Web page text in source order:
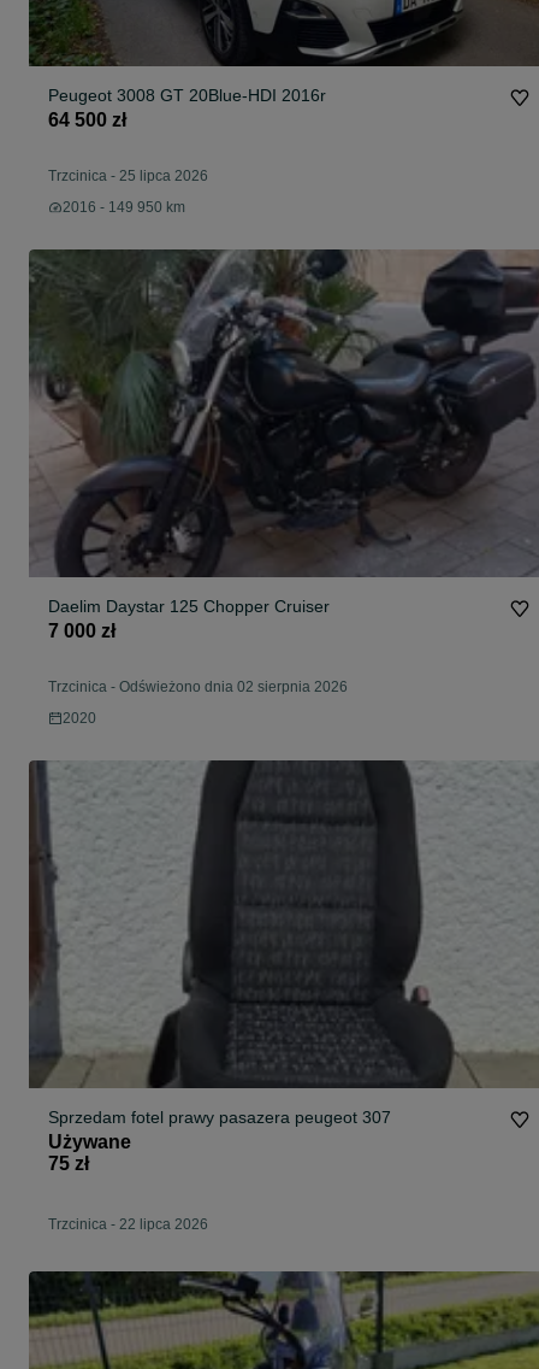
Peugeot 3008 GT 20Blue-HDI 2016r
64 500 zł
Trzcinica - 25 lipca 2026
2016 - 149 950 km
Daelim Daystar 125 Chopper Cruiser
7 000 zł
Trzcinica - Odświeżono dnia 02 sierpnia 2026
2020
Sprzedam fotel prawy pasazera peugeot 307
Używane
75 zł
Trzcinica - 22 lipca 2026